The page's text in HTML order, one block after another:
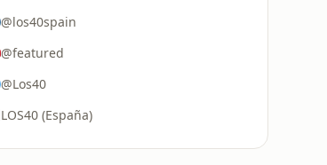
@los40spain
@featured
@Los40
LOS40 (España)